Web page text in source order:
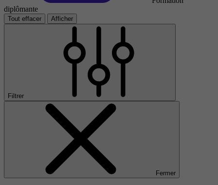
diplômante
Tout effacer Afficher
Filtrer
Fermer